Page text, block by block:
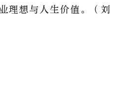
理想与人生价值。
（刘